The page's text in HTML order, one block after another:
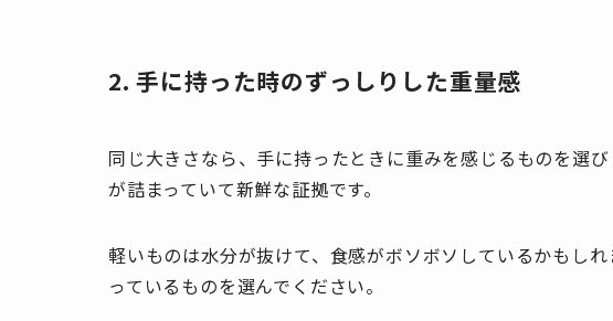
2. 手に持った時のずっしりした重量感
同じ大きさなら、手に持ったときに重みを感じるものを選
が詰まっていて新鮮な証拠です。
軽いものは水分が抜けて、食感がボソボソしているかもし
っているものを選んでください。